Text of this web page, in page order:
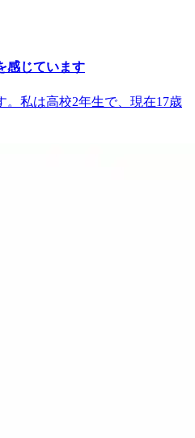
感じています
。私は高校2年生で、現在17歳